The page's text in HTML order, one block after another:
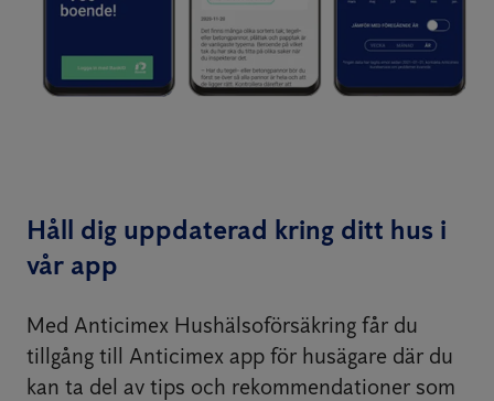
Håll dig uppdaterad kring ditt hus i
vår app
Med Anticimex Hushälsoförsäkring får du
tillgång till Anticimex app för husägare där du
kan ta del av tips och rekommendationer som